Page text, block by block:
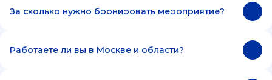
За сколько нужно бронировать мероприятие?
Работаете ли вы в Москве и области?